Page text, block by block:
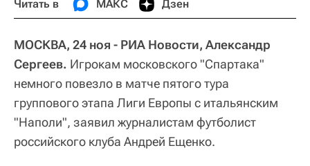
Читать в МАКС Дзен
МОСКВА, 24 ноя - РИА Новости, Александр
Сергеев. Игрокам московского "Спартака"
немного повезло в матче пятого тура
группового этапа Лиги Европы с итальянским
"Наполи", заявил журналистам футболист
российского клуба Андрей Ещенко.